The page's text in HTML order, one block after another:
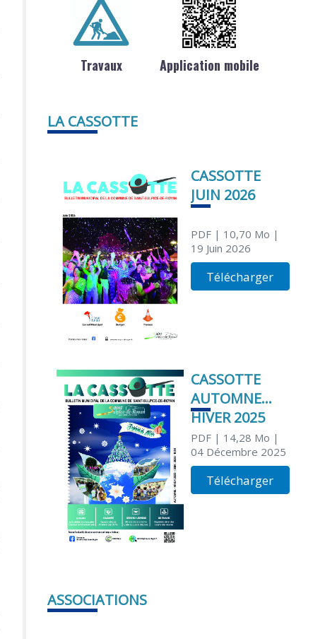
Travaux Application mobile
LA CASSOTTE
CASSOTTE
JUIN 2026
PDF| 10,70 Mo |
19 Juin 2026
Télécharger
CASSOTTE
AUTOMNE
HIVER 2025
PDF| 14,28 Mo |
04 Décembre 2025
Télécharger
ASSOCIATIONS